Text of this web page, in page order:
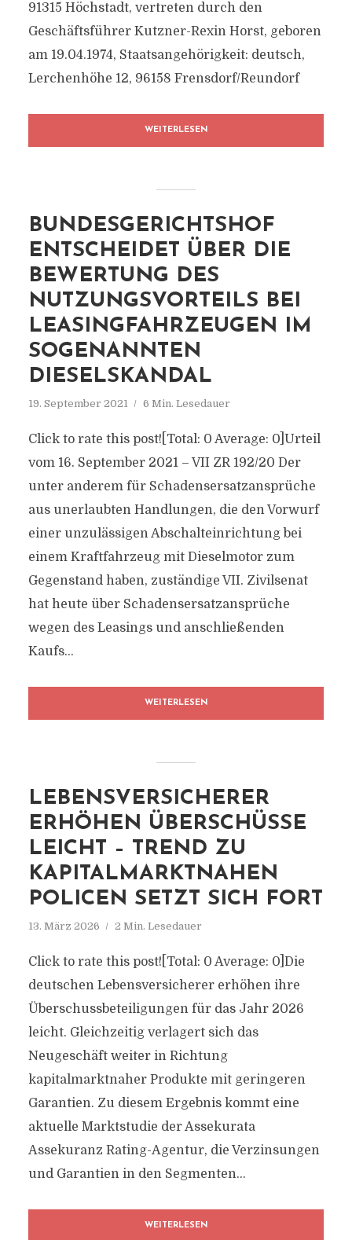
91315 Höchstadt, vertreten durch den
Geschäftsführer Kutzner-Rexin Horst, geboren
am 19.04.1974, Staatsangehörigkeit: deutsch,
Lerchenhöhe 12, 96158 Frensdorf/Reundorf
WEITERLESEN
BUNDESGERICHTSHOF
ENTSCHEIDET ÜBER DIE
BEWERTUNG DES
NUTZUNGSVORTEILS BEI
LEASINGFAHRZEUGEN IM
SOGENANNTEN
DIESELSKANDAL
19. September 2021 6 Min. Lesedauer
Click to rate this post![Total: 0 Average: 0]Urteil
vom 16. September 2021 – VII ZR 192/20 Der
unter anderem für Schadensersatzansprüche
aus unerlaubten Handlungen, die den Vorwurf
einer unzulässigen Abschalteinrichtung bei
einem Kraftfahrzeug mit Dieselmotor zum
Gegenstand haben, zuständige VII. Zivilsenat
hat heute über Schadensersatzansprüche
wegen des Leasings und anschließenden
Kaufs...
WEITERLESEN
LEBENSVERSICHERER
ERHÖHEN ÜBERSCHÜSSE
LEICHT – TREND ZU
KAPITALMARKTNAHEN
POLICEN SETZT SICH FORT
13. März 2026 2 Min. Lesedauer
Click to rate this post![Total: 0 Average: 0]Die
deutschen Lebensversicherer erhöhen ihre
Überschussbeteiligungen für das Jahr 2026
leicht. Gleichzeitig verlagert sich das
Neugeschäft weiter in Richtung
kapitalmarktnaher Produkte mit geringeren
Garantien. Zu diesem Ergebnis kommt eine
aktuelle Marktstudie der Assekurata
Assekuranz Rating-Agentur, die Verzinsungen
und Garantien in den Segmenten...
WEITERLESEN